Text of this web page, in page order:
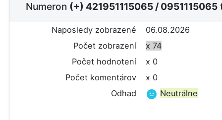
Numeron (+) 421951115065 /0951115065
Naposledy zobrazené
06.08.2026
Počet zobrazení
x 74
Počet hodnotení
x 0
Počet komentárov
x 0
Odhad
Neutrálne